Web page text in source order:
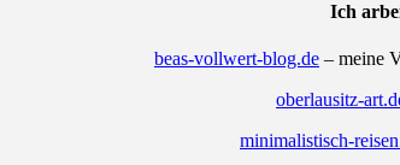
Ich
beas-vollwert-blog.de – meine
oberlausitz-
minimalistisch-